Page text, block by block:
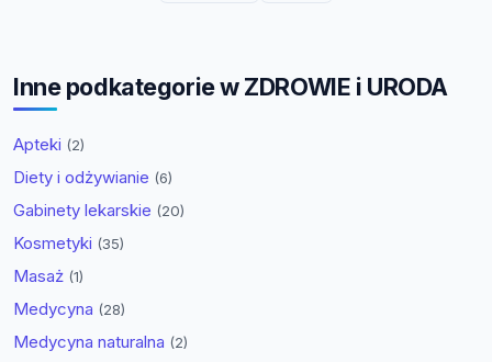
Inne podkategorie w ZDROWIE i URODA
Apteki (2)
Diety i odżywianie (6)
Gabinety lekarskie (20)
Kosmetyki (35)
Masaż (1)
Medycyna (28)
Medycyna naturalna (2)